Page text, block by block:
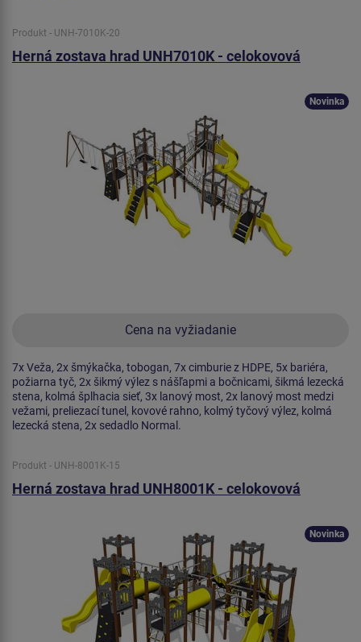
Produkt - UNH-7010K-20
Herná zostava hrad UNH7010K - celokovová
Cena na vyžiadanie
Novinka
7x Veža, 2x šmýkačka, tobogan, 7x cimburie z HDPE, 5x bariéra,
požiarna tyč, 2x šikmý výlez s nášľapmi a bočnicami, šikmá lezecká
stena, kolmá šplhacia sieť, 3x lanový most, 2x lanový most medzi
vežami, preliezací tunel, kovové rahno, kolmý tyčový výlez, kolmá
lezecká stena, 2x sedadlo Normal.
Produkt - UNH-8001K-15
Herná zostava hrad UNH8001K - celokovová
Novinka